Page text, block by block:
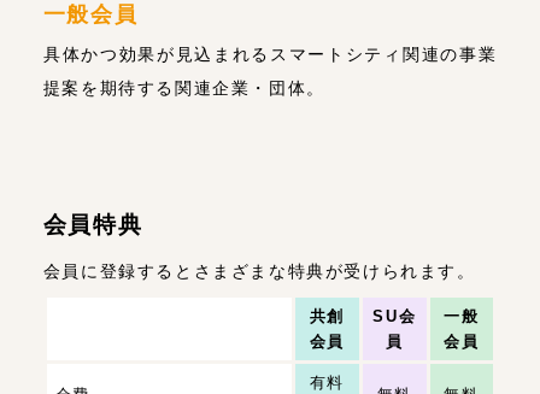
一般会員
具体かつ効果が見込まれるスマートシティ関連の事業
提案を期待する関連企業・団体。
会員特典
会員に登録するとさまざまな特典が受けられます。
共創
会員
SU会
員
一般
会員
有料